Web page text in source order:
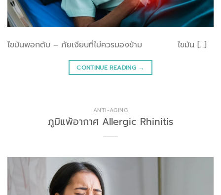
ไขมันพอกตับ – ภัยเงียบที่ไม่ควรมองข้าม ไขมัน […]
CONTINUE READING →
ANTI-AGING
ภูมิแพ้อากาศ Allergic Rhinitis